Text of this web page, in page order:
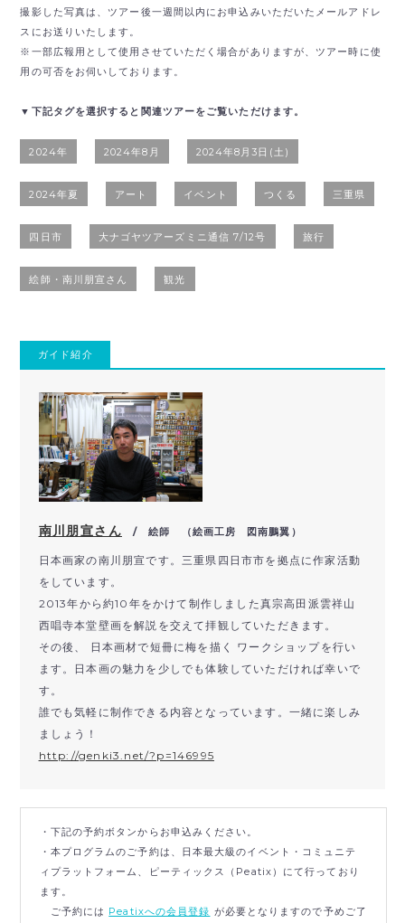
撮影した写真は、ツアー後一週間以内にお申込みいただいたメールアドレ
スにお送りいたします。
※一部広報用として使用させていただく場合がありますが、ツアー時に使
用の可否をお伺いしております。
▼下記タグを選択すると関連ツアーをご覧いただけます。
2024年 2024年8月 2024年8月3日(土)
2024年夏 アート イベント つくる 三重県
四日市 大ナゴヤツアーズミニ通信 7/12号 旅行
絵師・南川朋宣さん 観光
ガイド紹介
南川朋宣さん / 絵師 （絵画工房 図南鵬翼）
日本画家の南川朋宣です。三重県四日市市を拠点に作家活動
をし ています。
2013年から約10年をかけて制作しました真宗高田 派雲祥山
西唱寺本堂壁画を解説を交えて拝観していただきます。
その後、 日本画材で短冊に梅を描く ワークショップを行い
ます。日本画の魅力を少しでも体験していた だければ幸いで
す。
誰でも気軽に制作できる内容となっています。 一緒に楽しみ
ましょう！
http://genki3.net/?p=146995
・下記の予約ボタンからお申込みください。
・本プログラムのご予約は、日本最大級のイベント・コミュニテ
ィプラットフォーム、ピーティックス（Peatix）にて行っており
ます。
ご予約には Peatixへの会員登録 が必要となりますので予めご了